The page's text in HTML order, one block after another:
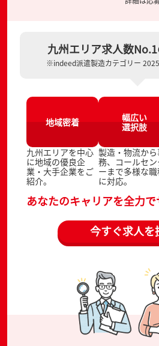
九州エリア求人数
※indeed派遣製造カテゴリー
地域密着
九州エリアを中心
に地域の優良企
業・大手企業をご
紹介。
幅広い
選択肢
製造・物流か
務、コールセン
ーまで多様な
に対応。
あなたのキャリアを全力で
今すぐ求人を